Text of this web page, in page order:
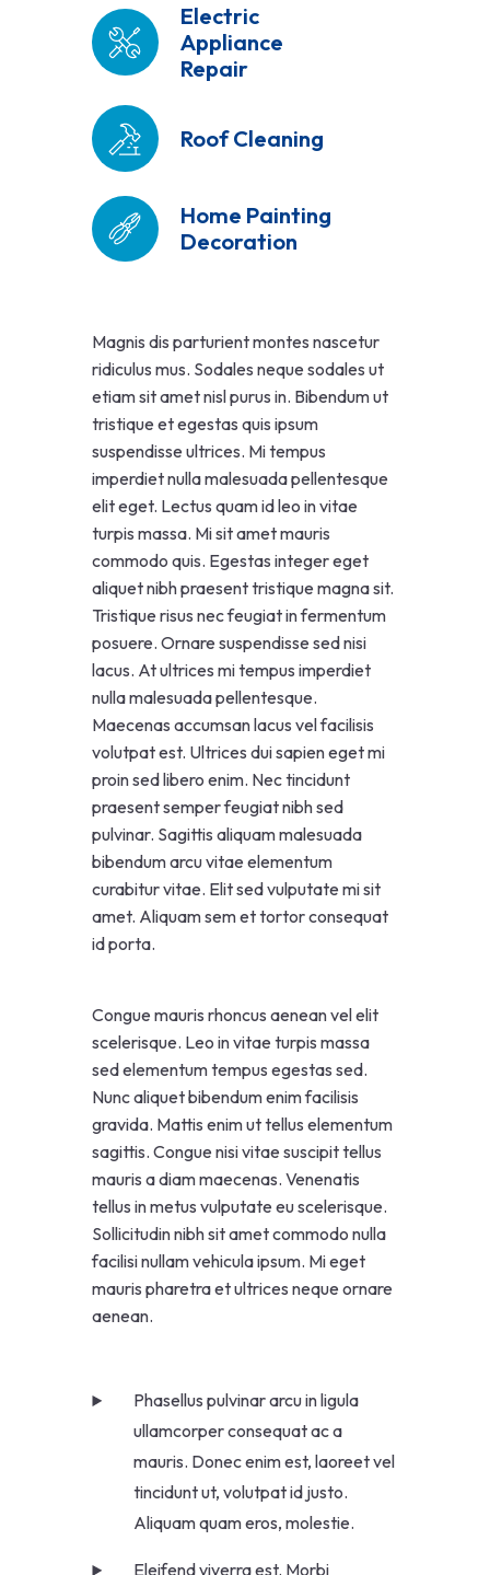
Electric
Appliance
Repair
Roof Cleaning
Home Painting
Decoration
Magnis dis parturient montes nascetur
ridiculus mus. Sodales neque sodales ut
etiam sit amet nisl purus in. Bibendum ut
tristique et egestas quis ipsum
suspendisse ultrices. Mi tempus
imperdiet nulla malesuada pellentesque
elit eget. Lectus quam id leo in vitae
turpis massa. Mi sit amet mauris
commodo quis. Egestas integer eget
aliquet nibh praesent tristique magna sit.
Tristique risus nec feugiat in fermentum
posuere. Ornare suspendisse sed nisi
lacus. At ultrices mi tempus imperdiet
nulla malesuada pellentesque.
Maecenas accumsan lacus vel facilisis
volutpat est. Ultrices dui sapien eget mi
proin sed libero enim. Nec tincidunt
praesent semper feugiat nibh sed
pulvinar. Sagittis aliquam malesuada
bibendum arcu vitae elementum
curabitur vitae. Elit sed vulputate mi sit
amet. Aliquam sem et tortor consequat
id porta.
Congue mauris rhoncus aenean vel elit
scelerisque. Leo in vitae turpis massa
sed elementum tempus egestas sed.
Nunc aliquet bibendum enim facilisis
gravida. Mattis enim ut tellus elementum
sagittis. Congue nisi vitae suscipit tellus
mauris a diam maecenas. Venenatis
tellus in metus vulputate eu scelerisque.
Sollicitudin nibh sit amet commodo nulla
facilisi nullam vehicula ipsum. Mi eget
mauris pharetra et ultrices neque ornare
aenean.
Phasellus pulvinar arcu in ligula
ullamcorper consequat ac a
mauris. Donec enim est, laoreet vel
tincidunt ut, volutpat id justo.
Aliquam quam eros, molestie.
Eleifend viverra est. Morbi